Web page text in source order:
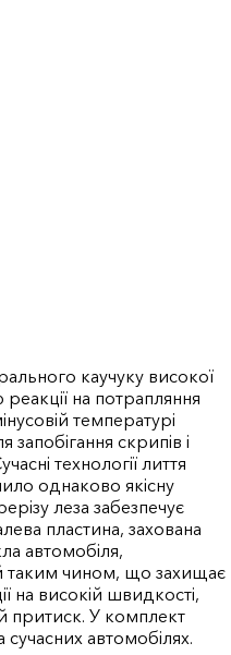
каучуку високої
на потрапляння
температурі
скрипів і
технології лиття
однаково якісну
леза забезпечує
пластина, захована
автомобіля,
таким чином, що захищає
на високій швидкості,
притиск. У комплект
автомобілях.